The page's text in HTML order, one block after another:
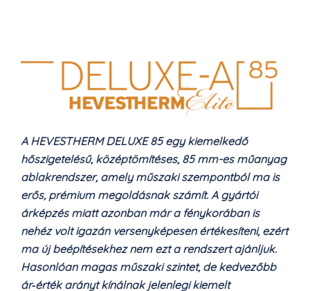
A HEVESTHERM DELUXE 85 egy kiemelkedő
hőszigetelésű, középtömítéses, 85 mm-es műanyag
ablakrendszer, amely műszaki szempontból ma is
erős, prémium megoldásnak számít. A gyártói
árképzés miatt azonban már a fénykorában is
nehéz volt igazán versenyképesen értékesíteni, ezért
ma új beépítésekhez nem ezt a rendszert ajánljuk.
Hasonlóan magas műszaki szintet, de kedvezőbb
ár‑érték arányt kínálnak jelenlegi kiemelt